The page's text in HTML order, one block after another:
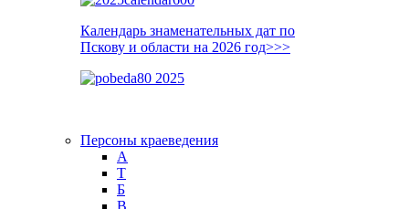
Календарь знаменательных дат по
Пскову и области на 2026 год>>>
Персоны краеведения
А
T
Б
В